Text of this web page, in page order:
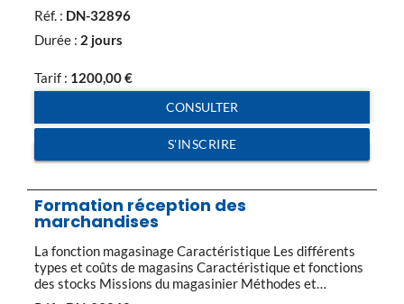
nécessaires, de la date requise et dans la qualité
souhaitée… La complexité croissante des systèmes
Réf. : DN-32896
Durée : 2 jours
Tarif : 1200,00€
CONSULTER
S'INSCRIRE
Formation réception des
marchandises
La fonction magasinage Caractéristique Les différents
types et coûts de magasins Caractéristique et fonctions
des stocks Missions du magasinier Méthodes et
techniques Les fondamentaux de la réception de